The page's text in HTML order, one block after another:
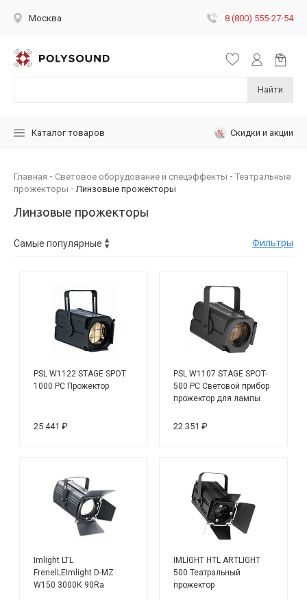
Москва 8 (800) 555-27-54
Найти
Каталог товаров Скидки и акции
Главная Световое оборудование и спецэффекты
Театральные
прожекторы
Линзовые прожекторы
Линзовые прожекторы
Фильтры
PSL W1122 STAGE SPOT
1000 PC Прожектор
25 441 ₽
PSL W1107 STAGE SPOT-
500 PC Световой прибор
прожектор для лампы
22 351 ₽
Imlight LTL
FrenelLEImlight D-MZ
W150 3000К 90Ra
IMLIGHT HTL ARTLIGHT
500 Театральный
прожектор